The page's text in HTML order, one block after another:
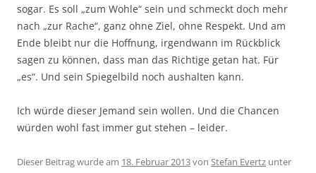
sogar. Es soll „zum Wohle“ sein und schmeckt doch mehr
nach „zur Rache“, ganz ohne Ziel, ohne Respekt. Und am
Ende bleibt nur die Hoffnung, irgendwann im Rückblick
sagen zu können, dass man das Richtige getan hat. Für
„es“. Und sein Spiegelbild noch aushalten kann.
Ich würde dieser Jemand sein wollen. Und die Chancen
würden wohl fast immer gut stehen – leider.
Dieser Beitrag wurde am 18. Februar 2013von Stefan Evertz unter